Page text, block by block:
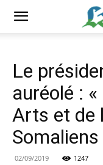
Le
auréolé :
Arts et de
Somaliens
02/09/2019 1247